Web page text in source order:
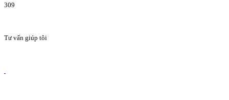
309
Tư vấn giúp tôi